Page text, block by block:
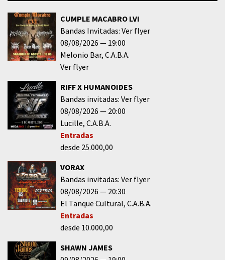
CUMPLE MACABRO LVI
Bandas Invitadas: Ver flyer
08/08/2026
19:00
Melonio Bar C.A.B.A.
Ver flyer
RIFF X HUMANOIDES
Bandas invitadas: Ver flyer
08/08/2026
20:00
Lucille C.A.B.A.
Entradas
desde 25.000,00
VORAX
Bandas invitadas: Ver flyer
08/08/2026
20:30
El Tanque Cultural C.A.B.A.
Entradas
desde 10.000,00
SHAWN JAMES